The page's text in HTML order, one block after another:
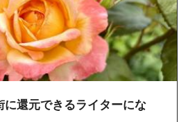
還元できるライターにな